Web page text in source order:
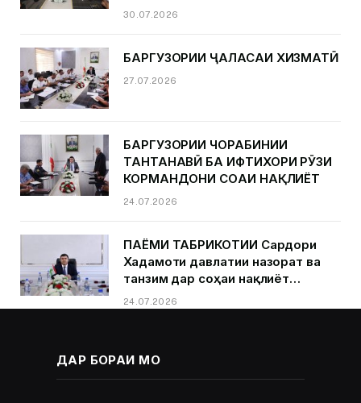
30.07.2026
БАРГУЗОРИИ ҶАЛАСАИ ХИЗМАТӢ
27.07.2026
БАРГУЗОРИИ ЧОРАБИНИИ
ТАНТАНАВӢ БА ИФТИХОРИ РӮЗИ
КОРМАНДОНИ СОҲАИ НАҚЛИЁТ
24.07.2026
ПАЁМИ ТАБРИКОТИИ Сардори
Хадамоти давлатии назорат ва
танзим дар соҳаи нақлиёт
Қурбонзода Д.Қ.ба муносибати
Рӯзи кормандони соҳаи нақлиёт
24.07.2026
ДАР БОРАИ МО